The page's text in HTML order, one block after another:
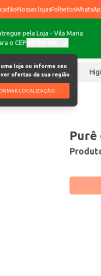
Nossas lojasFolhetos
pela Loja - Vila Maria
o CEP
uma loja ou informe seu
ver ofertas da sua região
LOCALIZAÇÃO
Chocolates
Purê